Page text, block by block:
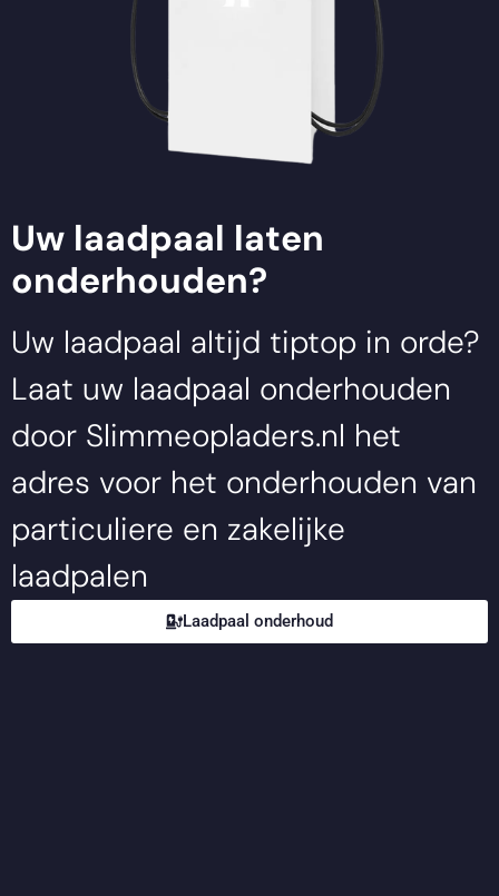
Uw laadpaal laten
onderhouden?
Uw laadpaal altijd tiptop in orde?
Laat uw laadpaal onderhouden
door Slimmeopladers.nl het
adres voor het onderhouden van
particuliere en zakelijke
laadpalen
Laadpaal onderhoud